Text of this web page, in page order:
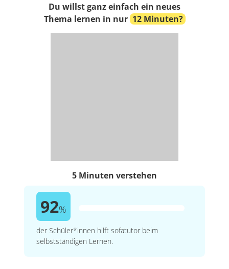
Du willst ganz einfach ein neues
Thema lernen in nur 12 Minuten?
5 Minuten verstehen
92%
der Schüler*innen hilft sofatutor beim
selbstständigen Lernen.